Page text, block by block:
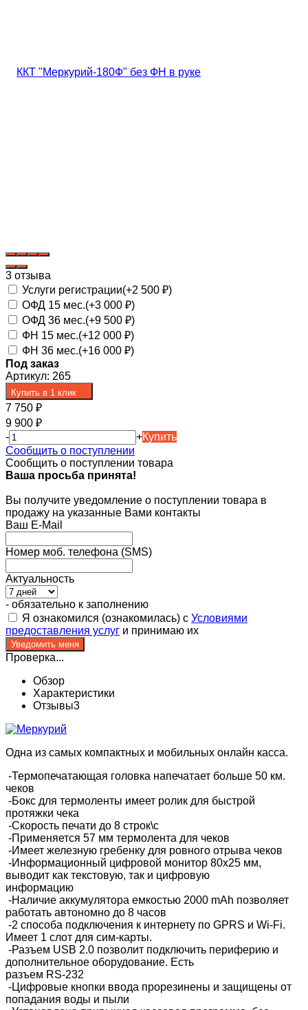
3 отзыва
Услуги регистрации(+2 500 ₽)
ОФД 15 мес.(+3 000 ₽)
ОФД 36 мес.(+9 500 ₽)
ФН 15 мес.(+12 000 ₽)
ФН 36 мес.(+16 000 ₽)
Под заказ
Артикул: 265
Купить в 1 клик
7 750 ₽
9 900 ₽
-
+Купить
Сообщить о поступлении
Сообщить о поступлении товара
Ваша просьба принята!
Вы получите уведомление о поступлении товара в
продажу на указанные Вами контакты
Ваш E-Mail
Номер моб. телефона (SMS)
Актуальность
- обязательно к заполнению
Я ознакомился (ознакомилась) с Условиями
предоставления услуг и принимаю их
Проверка...
Обзор
Характеристики
Отзывы3
Одна из самых компактных и мобильных онлайн касса.
-Термопечатающая головка напечатает больше 50 км.
чеков
-Бокс для термоленты имеет ролик для быстрой
протяжки чека
-Скорость печати до 8 строк\с
-Применяется 57 мм термолента для чеков
-Имеет железную гребенку для ровного отрыва чеков
-Информационный цифровой монитор 80х25 мм,
выводит как текстовую, так и цифровую
информацию
-Наличие аккумулятора емкостью 2000 mAh позволяет
работать автономно до 8 часов
-2 способа подключения к интернету по GPRS и Wi-Fi.
Имеет 1 слот для сим-карты.
-Разъем USB 2.0 позволит подключить периферию и
дополнительное оборудование. Есть
разъем RS-232
-Цифровые кнопки ввода прорезинены и защищены от
попадания воды и пыли